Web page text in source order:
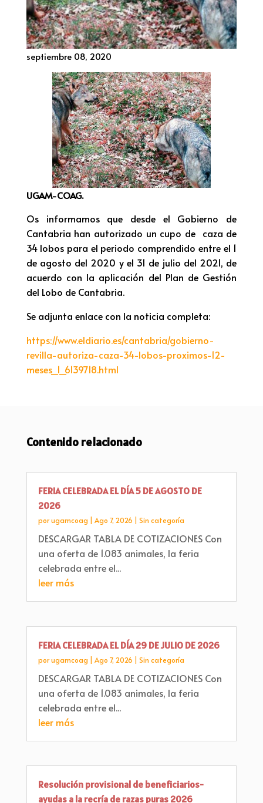
septiembre 08, 2020
UGAM-COAG.
Os informamos que desde el Gobierno de
Cantabria han autorizado un cupo de caza de
34 lobos para el periodo comprendido entre el 1
de agosto del 2020 y el 31 de julio del 2021, de
acuerdo con la aplicación del Plan de Gestión
del Lobo de Cantabria.
Se adjunta enlace con la noticia completa:
https://www.eldiario.es/cantabria/gobierno-
revilla-autoriza-caza-34-lobos-proximos-12-
meses_1_6139718.html
Contenido relacionado
FERIA CELEBRADA EL DÍA 5 DE AGOSTO DE
2026
porugamcoag Ago 7, 2026 Sin categoría
DESCARGAR TABLA DE COTIZACIONES Con
una oferta de 1.083 animales, la feria
celebrada entre el...
leer más
FERIA CELEBRADA EL DÍA 29 DE JULIO DE 2026
porugamcoag | Ago 7, 2026 | Sin categoría
DESCARGAR TABLA DE COTIZACIONES Con
una oferta de 1.083 animales, la feria
celebrada entre el...
leer más
Resolución provisional de beneficiarios-
ayudas a la recría de razas puras 2026